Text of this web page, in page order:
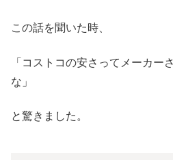
この話を聞いた時、
「コストコの安さってメーカー
な」
と驚きました。